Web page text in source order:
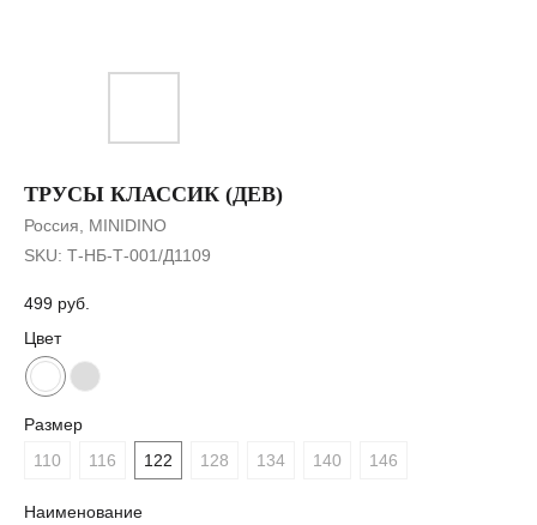
ТРУСЫ КЛАССИК (ДЕВ)
Россия, MINIDINO
SKU: Т-НБ-Т-001/Д1109
499 руб.
Цвет
Размер
110
116 122 128 134 140 146
Наименование